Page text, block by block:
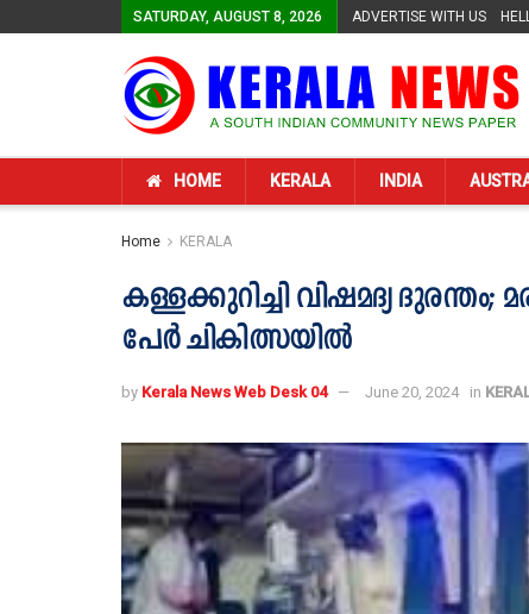
SATURDAY, AUGUST 8, 2026 ADVERTISE WITH US
HOME KERALA INDIA
Home KERALA
കള്ളക്കുറിച്ചി വിഷമദ്യ
പേർ ചികിത്സയിൽ
by Kerala News Web Desk 04 June 20, 2024 in